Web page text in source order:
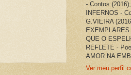
- Contos
INFERNOS -
G.VIEIRA
QUE O
REFLETE -
AMOR NA
Ver meu perfil